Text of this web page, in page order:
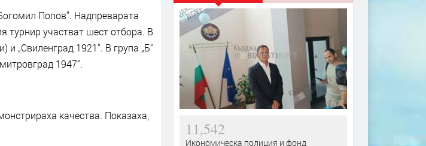
Попов“. Надпреварата
турнир участват шест отбора. В
и „Свиленград 1921“. В група „Б“
1947“.
качества. Показаха,
11,542
Икономическа полиция и фонд